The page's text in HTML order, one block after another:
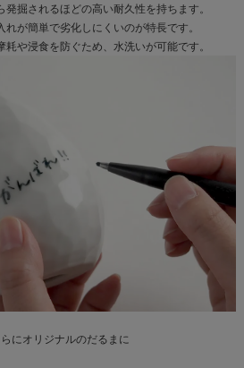
掘されるほどの高い耐久性を持ちます。
が簡単で劣化しにくいのが特長です。
や浸食を防ぐため、水洗いが可能です。
にオリジナルのだるまに